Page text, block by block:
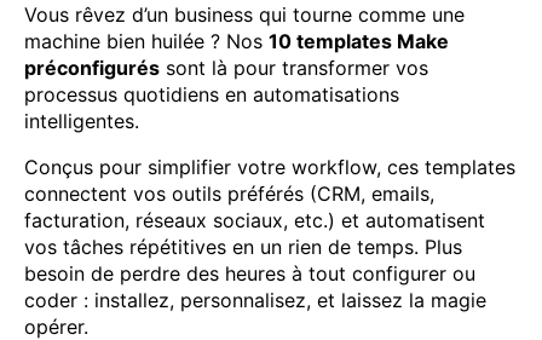
Vous rêvez d’un business qui tourne comme une
machine bien huilée ? Nos 10 templates Make
préconfigurés sont là pour transformer vos
processus quotidiens en automatisations
intelligentes.
Conçus pour simplifier votre workflow, ces templates
connectent vos outils préférés (CRM, emails,
facturation, réseaux sociaux, etc.) et automatisent
vos tâches répétitives en un rien de temps. Plus
besoin de perdre des heures à tout configurer ou
coder : installez, personnalisez, et laissez la magie
opérer.